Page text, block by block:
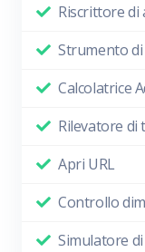
Riscrittore di
Strumento
Calcolatrice
Rilevatore di
Apri URL
Controllo
Simulatore